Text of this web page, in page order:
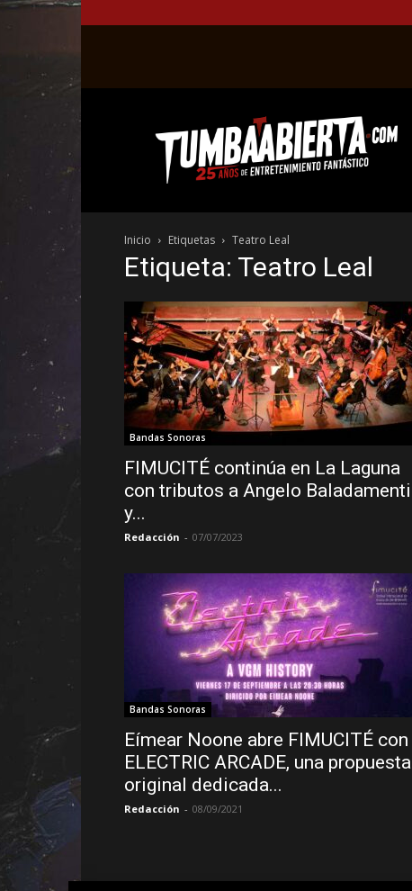
web
del
entretenimiento
el
género
fantástico.
Inicio Etiquetas Teatro Leal
Etiqueta: Teatro Leal
Bandas Sonoras
FIMUCITÉ continúa en La Laguna
con tributos a Angelo Baladamenti
y...
Redacción - 07/07/2023
Bandas Sonoras
Eímear Noone abre FIMUCITÉ con
ELECTRIC ARCADE, una propuesta
original dedicada...
Redacción - 08/09/2021